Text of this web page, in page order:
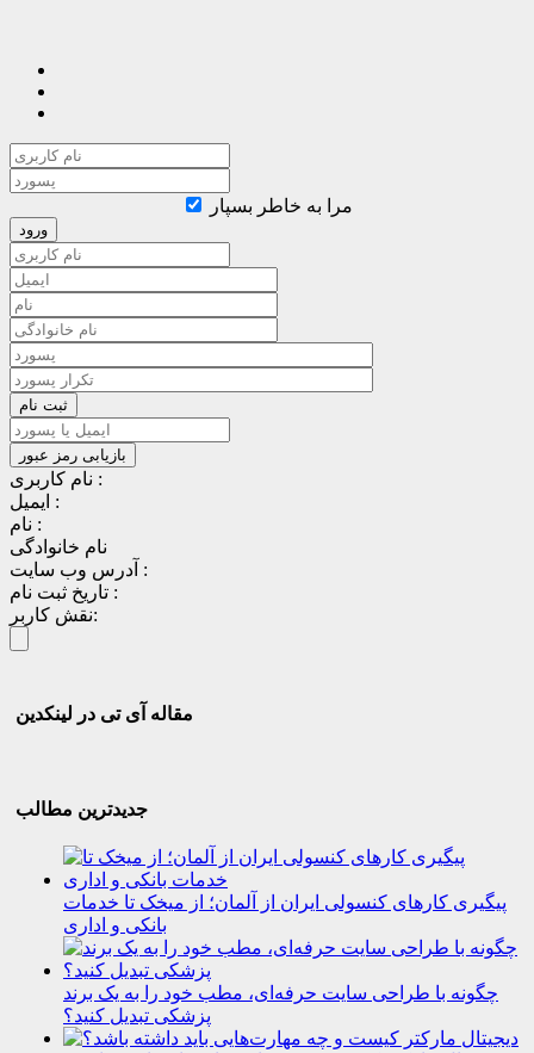
مرا به خاطر بسپار
نام کاربری :
ایمیل :
نام :
نام خانوادگی
آدرس وب سایت :
تاریخ ثبت نام :
نقش کاربر:
مقاله آی تی در لینکدین
جدیدترین مطالب
پیگیری کارهای کنسولی ایران از آلمان؛ از میخک تا خدمات
بانکی و اداری
چگونه با طراحی سایت حرفه‌ای، مطب خود را به یک برند
پزشکی تبدیل کنید؟